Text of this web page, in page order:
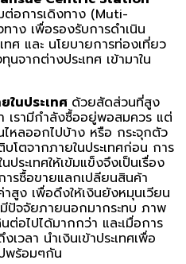
ต่อการเดิงทาง (Muti-
ง เพื่อรองรับการดำเนิน
ทศ และ นโยบายการท่องเที่ยว
ากต่างประเทศ เข้ามาใน
ในประเทศ ด้วยสัดส่วนที่สูง
รามีกำลังซื้ออยู่พอสมควร แต่
ไหลออกไปบ้าง หรือ กระจุกตัว
โตจากภายในประเทศก่อน การ
ระเทศให้เข้มแข็งจึงเป็นเรื่อง
รซื้อขายแลกเปลียนสินค้า
สูง เพื่อดึงให้เงินยังหมุนเวียน
มีปัจจัยภายนอกมากระทบ ภาพ
ต่อไปได้มากกว่า และเมื่อการ
วลา นำเงินเข้าประเทศเพื่อ
พร้อมๆกัน